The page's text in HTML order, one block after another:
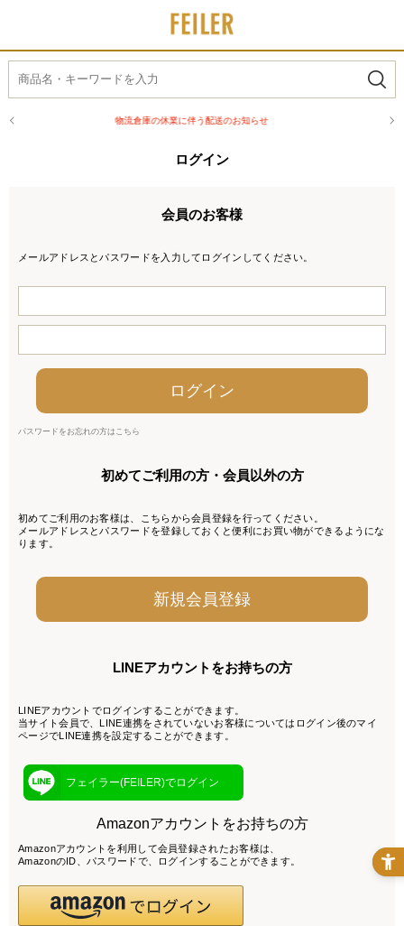
流倉庫の休業に伴う配送のお知らせ
ログイン
会員のお客様
メールアドレスとパスワードを入力してログインしてください。
パスワードをお忘れの方はこちら
初めてご利用の方・会員以外の方
初めてご利用のお客様は、こちらから会員登録を行ってください。
メールアドレスとパスワードを登録しておくと便利にお買い物ができるようにな
ります。
LINEアカウントをお持ちの方
LINEアカウントでログインすることができます。
当サイト会員で、LINE連携をされていないお客様についてはログイン後のマイ
ページでLINE連携を設定することができます。
フェイラー(FEILER)でログイン
Amazonアカウントをお持ちの方
Amazonアカウントを利用して会員登録されたお客様は、
AmazonのID、パスワードで、ログインすることができます。